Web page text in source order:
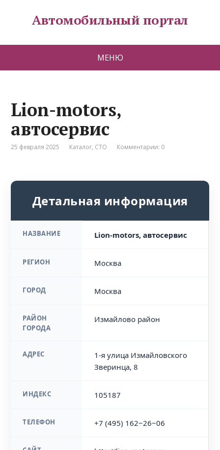
Автомобильный портал
МЕНЮ
Lion-motors,
автосервис
25 февраля 2025 Каталог, СТО Комментарии: 0
Детальная информация
НАЗВАНИЕ Lion-motors, автосервис
РЕГИОН Москва
ГОРОД Москва
РАЙОН
ГОРОДА
Измайлово район
АДРЕС
1-я улица Измайловского
Зверинца, 8
ИНДЕКС 105187
ТЕЛЕФОН +7 (495) 162‒26‒06